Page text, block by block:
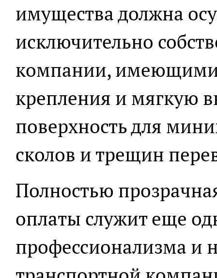
имущества должна
исключительно
компании,
крепления и мягкую
поверхность для
сколов и трещин
Полностью
оплаты служит еще
профессионализма и